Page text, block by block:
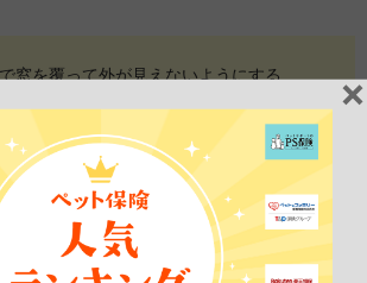
窓を覆って外が見えないようにする
かないよう、庭に猫が嫌がる香りのハーブ
です。
せないように工夫しましょう。